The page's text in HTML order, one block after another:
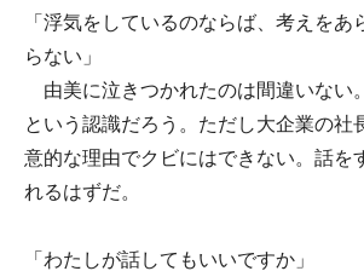
「浮気をしているのならば、考えをあ
らない」
由美に泣きつかれたのは間違いない
という認識だろう。ただし大企業の社
意的な理由でクビにはできない。話を
れるはずだ。
「わたしが話してもいいですか」